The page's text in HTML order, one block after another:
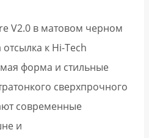
V2.0 в матовом черном
к Hi-Tech
форма и стильные
сверхпрочного
современные
и